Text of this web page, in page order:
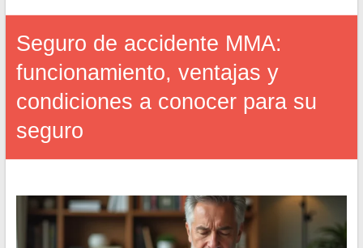
Seguro de accidente MMA:
funcionamiento, ventajas y
condiciones a conocer para su
seguro